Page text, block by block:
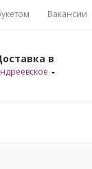
Вакансии
в